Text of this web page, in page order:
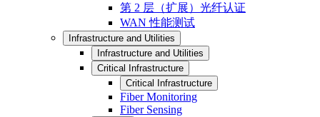
第 2 层（扩展）光纤认证
WAN 性能测试
Infrastructure and Utilities
Infrastructure and Utilities
Critical Infrastructure
Critical Infrastructure
Fiber Monitoring
Fiber Sensing